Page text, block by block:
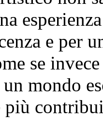
e per
se
mondo
più